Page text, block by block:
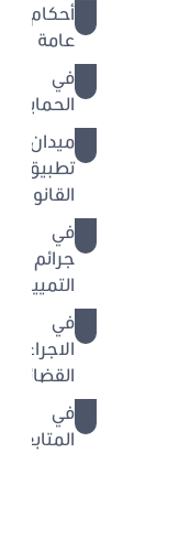
أحكام
عامة
في
الحماية
ميدان
تطبيق
القانون
في
جرائم
التمييز
في
الاجراءات
القضائية
في
المتابعة